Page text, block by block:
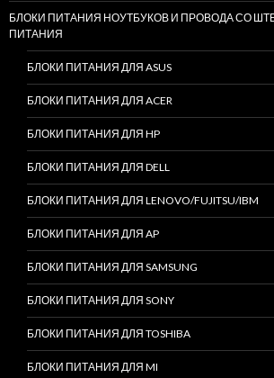
БЛОКИ ПИТАНИЯ НОУТБУКОВ И ПРОВОДА СО
ПИТАНИЯ
БЛОКИ ПИТАНИЯ ДЛЯ ASUS
БЛОКИ ПИТАНИЯ ДЛЯ ACER
БЛОКИ ПИТАНИЯ ДЛЯ HP
БЛОКИ ПИТАНИЯ ДЛЯ DELL
БЛОКИ ПИТАНИЯ ДЛЯ LENOVO/FUJITSU/IBM
БЛОКИ ПИТАНИЯ ДЛЯ AP
БЛОКИ ПИТАНИЯ ДЛЯ SAMSUNG
БЛОКИ ПИТАНИЯ ДЛЯ SONY
БЛОКИ ПИТАНИЯ ДЛЯ TOSHIBA
БЛОКИ ПИТАНИЯ ДЛЯ MI